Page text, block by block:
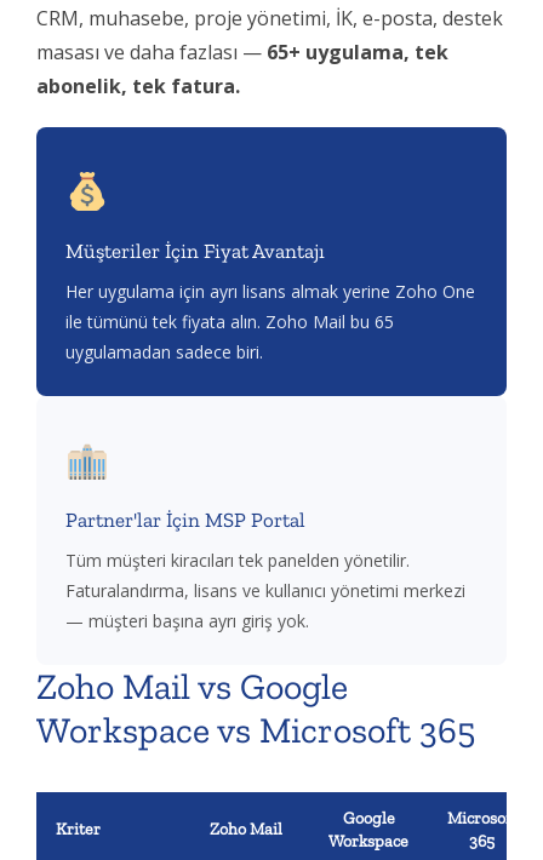
CRM, muhasebe, proje yönetimi, İK, e-posta, destek
masası ve daha fazlası — 65+ uygulama, tek
abonelik, tek fatura.
Müşteriler İçin Fiyat Avantajı
Her uygulama için ayrı lisans almak yerine Zoho One
ile tümünü tek fiyata alın. Zoho Mail bu 65
uygulamadan sadece biri.
Partner'lar İçin MSP Portal
Tüm müşteri kiracıları tek panelden yönetilir.
Faturalandırma, lisans ve kullanıcı yönetimi merkezi
— müşteri başına ayrı giriş yok.
Zoho Mail vs Google
Workspace vs Microsoft 365
Kriter Zoho Mail
Google
Workspace
Microsoft
365